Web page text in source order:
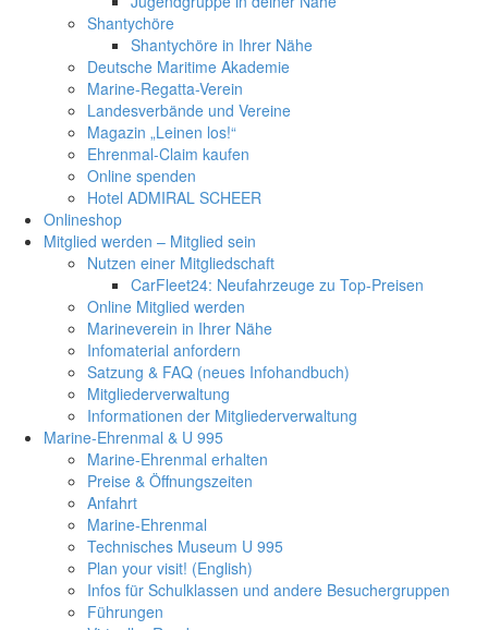
Shantychöre
Shantychöre in Ihrer Nähe
Deutsche Maritime Akademie
Marine-Regatta-Verein
Landesverbände und Vereine
Magazin „Leinen los!“
Ehrenmal-Claim kaufen
Online spenden
Hotel ADMIRAL SCHEER
Onlineshop
Mitglied werden – Mitglied sein
Nutzen einer Mitgliedschaft
CarFleet24: Neufahrzeuge zu Top-Preisen
Online Mitglied werden
Marineverein in Ihrer Nähe
Infomaterial anfordern
Satzung & FAQ (neues Infohandbuch)
Mitgliederverwaltung
Informationen der Mitgliederverwaltung
Marine-Ehrenmal & U 995
Marine-Ehrenmal erhalten
Preise & Öffnungszeiten
Anfahrt
Marine-Ehrenmal
Technisches Museum U 995
Plan your visit! (English)
Infos für Schulklassen und andere Besuchergruppen
Führungen